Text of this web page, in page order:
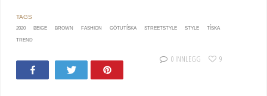
2020 BEIGE BROWN FASHION GÖTUTÍSKA STREETSTYLE STYLE TÍSKA
TREND
Tweet
0 INNLEGG 9